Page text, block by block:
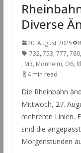
Diverse
20. August 2025
732, 753, 777, 780,
, M3, Monheim, O6,
4 min read
Die Rheinbahn
Mittwoch, 27.
mehreren Linien.
sind die
Morgenstunden